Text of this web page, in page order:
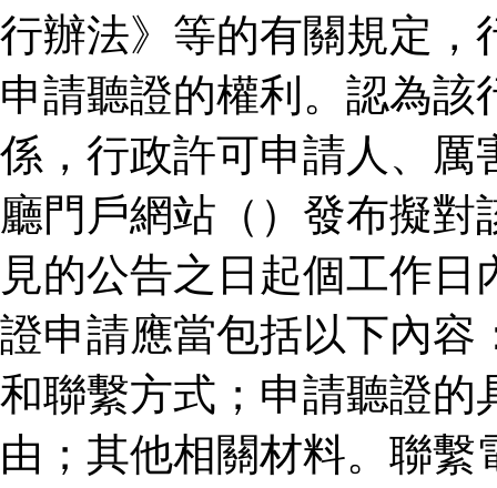
行辦法》等的有關規定，
申請聽證的權利。認為
係，行政許可申請人、厲
廳門戶網站（）發布擬
見的公告之日起個工作
證申請應當包括以下內容
和聯繫方式；申請聽證的
由；其他相關材料。聯